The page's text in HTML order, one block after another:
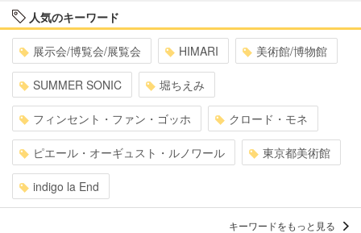
人気のキーワード
展示会/博覧会/展覧会 HIMARI 美術館/博物館
SUMMER SONIC 堀ちえみ
フィンセント・ファン・ゴッホ クロード・モネ
ピエール・オーギュスト・ルノワール 東京都美術館
indigo la End
キーワードをもっと見る